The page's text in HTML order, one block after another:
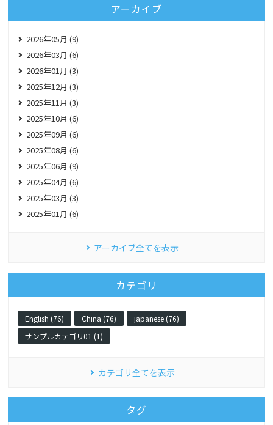
アーカイブ
2026年05月 (9)
2026年03月 (6)
2026年01月 (3)
2025年12月 (3)
2025年11月 (3)
2025年10月 (6)
2025年09月 (6)
2025年08月 (6)
2025年06月 (9)
2025年04月 (6)
2025年03月 (3)
2025年01月 (6)
アーカイブ全てを表示
カテゴリ
English (76) China (76)
japanese (76)
サンプルカテゴリ01 (1)
カテゴリ全てを表示
タグ